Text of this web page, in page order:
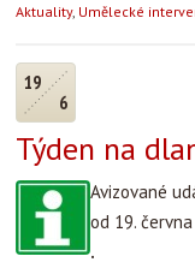
Aktuality, Umělecké
19
6
Týden na
Avizované
od 19.
.